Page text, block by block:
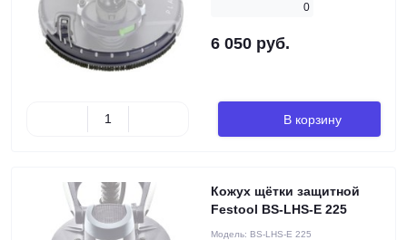
0
6 050 руб.
В корзину
Кожух щётки защитной
Festool BS-LHS-E 225
Модель: BS-LHS-E 225